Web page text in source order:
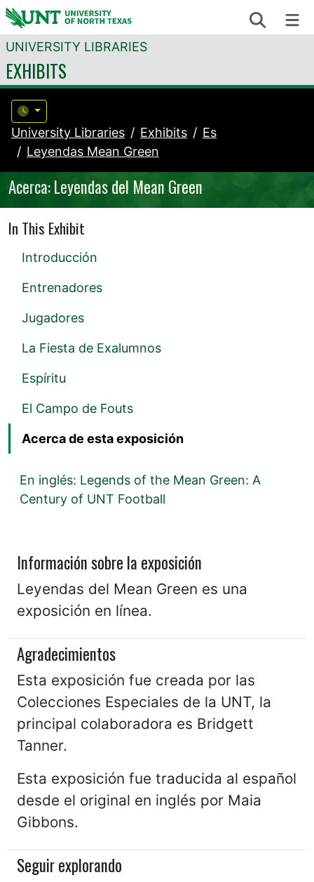
Skip to content Search
UNIVERSITY LIBRARIES
EXHIBITS
University Libraries Exhibits
Es
Leyendas Mean Green
Acerca: Leyendas del Mean Green
Información sobre la exposición
Leyendas del Mean Green es una
exposición en línea.
Agradecimientos
Esta exposición fue creada por las
Colecciones Especiales de la UNT, la
principal colaboradora es Bridgett
Tanner.
Esta exposición fue traducida al español
desde el original en inglés por Maia
Gibbons.
Seguir explorando
In This Exhibit
Introducción
Entrenadores
Jugadores
La Fiesta de Exalumnos
Espíritu
El Campo de Fouts
Acerca de esta exposición
En inglés: Legends of the Mean Green: A
Century of UNT Football